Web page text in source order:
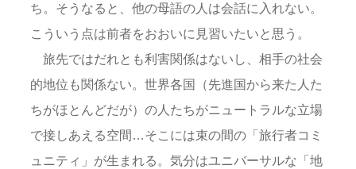
ち。そうなると、他の母語の人は会話に入れない。
こういう点は前者をおおいに見習いたいと思う。
旅先ではだれとも利害関係はないし、相手の社会
的地位も関係ない。世界各国（先進国から来た人た
ちがほとんどだが）の人たちがニュートラルな立場
で接しあえる空間…そこには束の間の「旅行者コミ
ュニティ」が生まれる。気分はユニバーサルな「地